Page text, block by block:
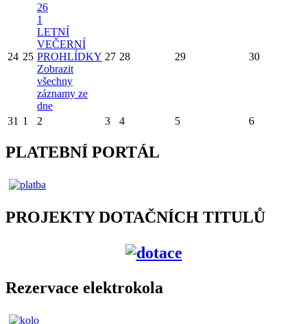
24 25
26
1
LETNÍ
VEČERNÍ
PROHLÍDKY
Zobrazit
všechny
záznamy ze
dne
27 28 29 30
31 1 2 3 4 5 6
PLATEBNÍ PORTÁL
PROJEKTY DOTAČNÍCH TITULŮ
Rezervace elektrokola